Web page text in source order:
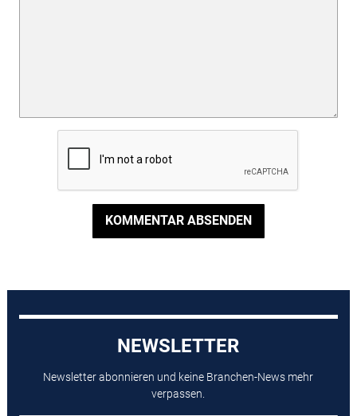
KOMMENTAR ABSENDEN
NEWSLETTER
Newsletter abonnieren und keine Branchen-News mehr
verpassen.